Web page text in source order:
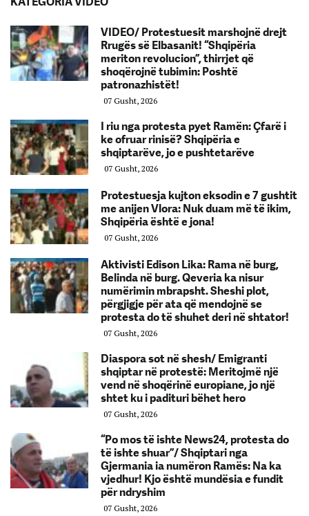
VIDEO/ Protestuesit marshojnë drejt
Rrugës së Elbasanit! “Shqipëria
meriton revolucion”, thirrjet që
shoqërojnë tubimin: Poshtë
patronazhistët!
07 Gusht, 2026
I riu nga protesta pyet Ramën: Çfarë i
ke ofruar rinisë? Shqipëria e
shqiptarëve, jo e pushtetarëve
07 Gusht, 2026
Protestuesja kujton eksodin e 7 gushtit
me anijen Vlora: Nuk duam më të ikim,
Shqipëria është e jona!
07 Gusht, 2026
Aktivisti Edison Lika: Rama në burg,
Belinda në burg. Qeveria ka nisur
numërimin mbrapsht. Sheshi plot,
përgjigje për ata që mendojnë se
protesta do të shuhet deri në shtator!
07 Gusht, 2026
Diaspora sot në shesh/ Emigranti
shqiptar në protestë: Meritojmë një
vend në shoqërinë europiane, jo një
shtet ku i padituri bëhet hero
07 Gusht, 2026
“Po mos të ishte News24, protesta do
të ishte shuar”/ Shqiptari nga
Gjermania ia numëron Ramës: Na ka
vjedhur! Kjo është mundësia e fundit
për ndryshim
07 Gusht, 2026